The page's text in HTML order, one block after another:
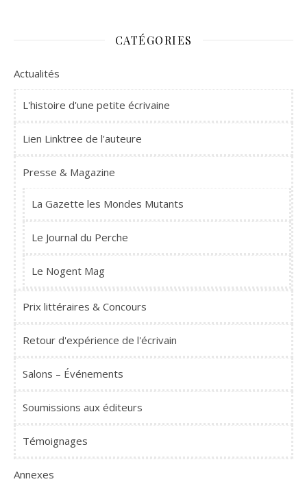
CATÉGORIES
Actualités
L'histoire d'une petite écrivaine
Lien Linktree de l'auteure
Presse & Magazine
La Gazette les Mondes Mutants
Le Journal du Perche
Le Nogent Mag
Prix littéraires & Concours
Retour d'expérience de l'écrivain
Salons – Événements
Soumissions aux éditeurs
Témoignages
Annexes